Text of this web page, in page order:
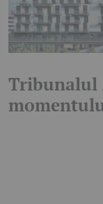
Tribunalul